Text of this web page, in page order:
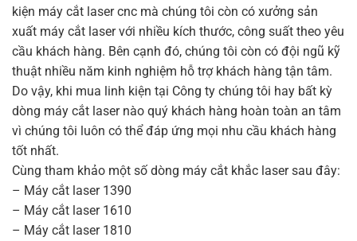
kiện máy cắt laser cnc mà chúng tôi còn có xưởng sản
xuất máy cắt laser với nhiều kích thước, công suất theo yêu
cầu khách hàng. Bên cạnh đó, chúng tôi còn có đội ngũ kỹ
thuật nhiều năm kinh nghiệm hỗ trợ khách hàng tận tâm.
Do vậy, khi mua linh kiện tại Công ty chúng tôi hay bất kỳ
dòng máy cắt laser nào quý khách hàng hoàn toàn an tâm
vì chúng tôi luôn có thể đáp ứng mọi nhu cầu khách hàng
tốt nhất.
Cùng tham khảo một số dòng máy cắt khắc laser sau đây:
– Máy cắt laser 1390
– Máy cắt laser 1610
– Máy cắt laser 1810